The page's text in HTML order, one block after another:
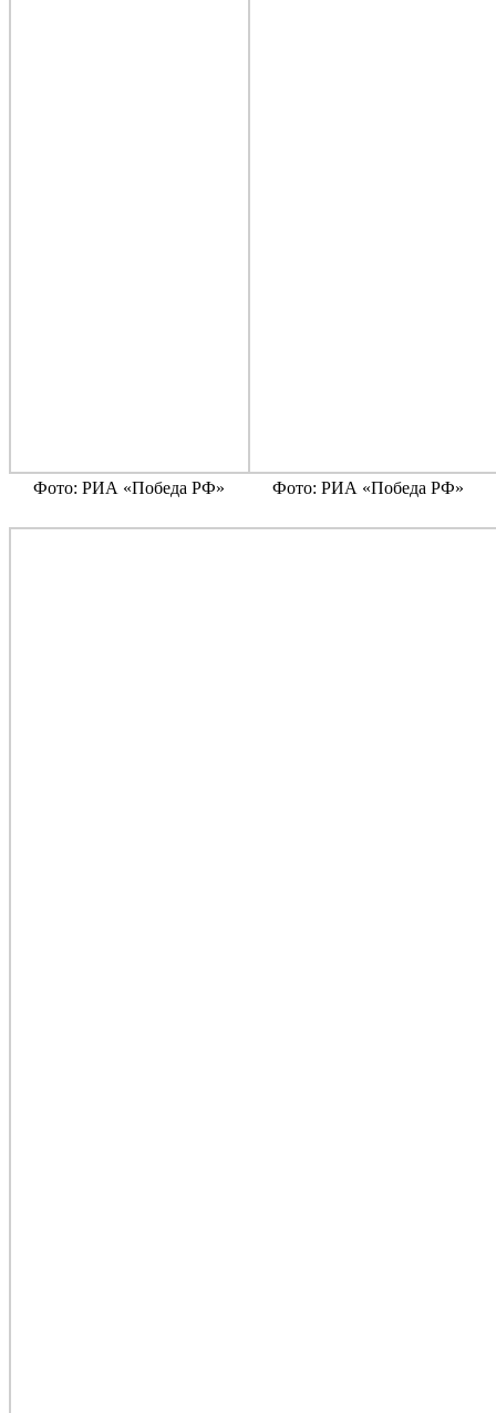
Фото: РИА «Победа РФ» Фото: РИА «Победа РФ»